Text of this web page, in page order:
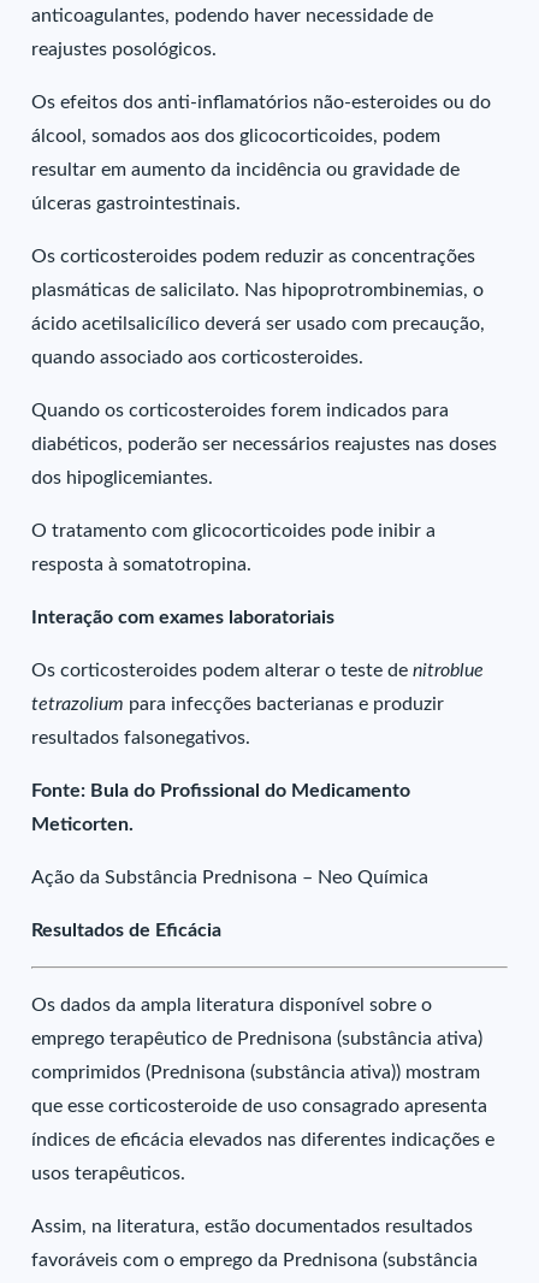
anticoagulantes, podendo haver necessidade de
reajustes posológicos.
Os efeitos dos anti-inflamatórios não-esteroides ou do
álcool, somados aos dos glicocorticoides, podem
resultar em aumento da incidência ou gravidade de
úlceras gastrointestinais.
Os corticosteroides podem reduzir as concentrações
plasmáticas de salicilato. Nas hipoprotrombinemias, o
ácido acetilsalicílico deverá ser usado com precaução,
quando associado aos corticosteroides.
Quando os corticosteroides forem indicados para
diabéticos, poderão ser necessários reajustes nas doses
dos hipoglicemiantes.
O tratamento com glicocorticoides pode inibir a
resposta à somatotropina.
Interação com exames laboratoriais
Os corticosteroides podem alterar o teste de nitroblue
tetrazolium para infecções bacterianas e produzir
resultados falsonegativos.
Fonte: Bula do Profissional do Medicamento
Meticorten.
Ação da Substância Prednisona – Neo Química
Resultados de Eficácia
Os dados da ampla literatura disponível sobre o
emprego terapêutico de Prednisona (substância ativa)
comprimidos (Prednisona (substância ativa)) mostram
que esse corticosteroide de uso consagrado apresenta
índices de eficácia elevados nas diferentes indicações e
usos terapêuticos.
Assim, na literatura, estão documentados resultados
favoráveis com o emprego da Prednisona (substância